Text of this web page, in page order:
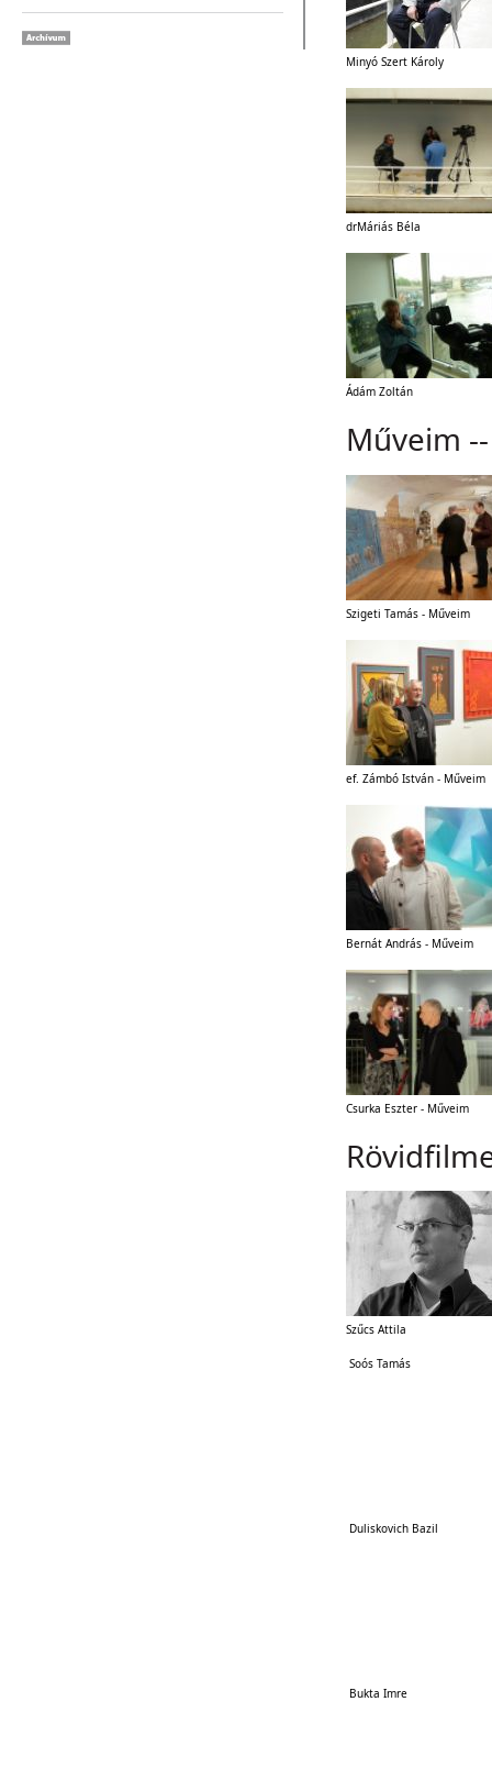
Minyó Szert Károly
drMáriás Béla
Ádám Zoltán
Műveim
Szigeti Tamás - Műveim
ef. Zámbó István - Műveim
Bernát András - Műveim
Csurka Eszter - Műveim
Szűcs Attila
Soós Tamás
Duliskovich Bazil
Bukta Imre